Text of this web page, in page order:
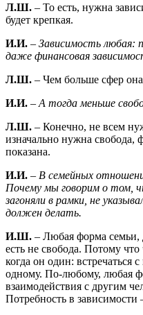
Л.Ш. – То есть, нужна
будет крепкая.
И.И. – Зависимость любая:
даже финансовая
Л.Ш. – Чем больше сфер
И.И. – А тогда меньше
Л.Ш. – Конечно, не всем
изначально нужна
показана.
И.И. – В семейных
Почему мы говорим о том,
загоняли в рамки, не
должен делать.
И.Ш. – Любая форма семьи,
есть не свобода. Потому
когда он один: встречаться
одному. По-любому, любая
взаимодействия с другим
Потребность в зависимости